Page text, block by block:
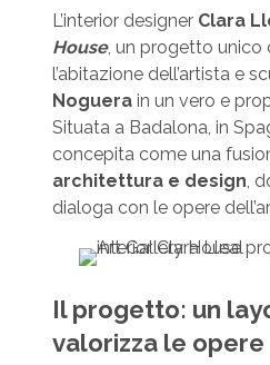
L’interior designer Clara
House, un progetto unico
l’abitazione dell’artista e
Noguerain un vero e
Situata a Badalona, in
concepita come una
architettura e design,
dialoga con le opere
Il progetto: un
valorizza le opere